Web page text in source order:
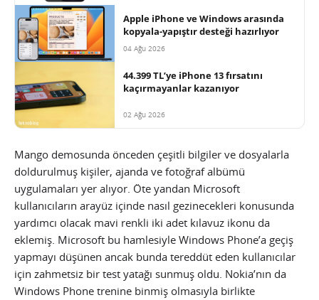
Apple iPhone ve Windows arasında
kopyala-yapıştır desteği hazırlıyor
04 Ağu 2026
44.399 TL’ye iPhone 13 fırsatını
kaçırmayanlar kazanıyor
02 Ağu 2026
Mango demosunda önceden çeşitli bilgiler ve dosyalarla
doldurulmuş kişiler, ajanda ve fotoğraf albümü
uygulamaları yer alıyor. Öte yandan Microsoft
kullanıcıların arayüz içinde nasıl gezinecekleri konusunda
yardımcı olacak mavi renkli iki adet kılavuz ikonu da
eklemiş. Microsoft bu hamlesiyle Windows Phone’a geçiş
yapmayı düşünen ancak bunda tereddüt eden kullanıcılar
için zahmetsiz bir test yatağı sunmuş oldu. Nokia’nın da
Windows Phone trenine binmiş olmasıyla birlikte